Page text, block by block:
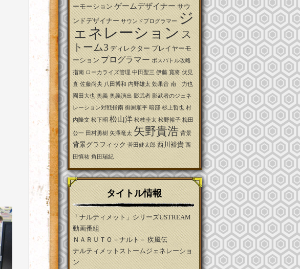
ーモーション ゲームデザイナー サウ
ンドデザイナー サウンドプログラマー ジ
ェネレーションス
トーム3 ディレクター プレイヤーモ
ーション プログラマー ボスバトル攻略
指南 ローカライズ管理 中田聖三 伊藤 寛将 伏見
直 佐藤尚央 八田博和 内野雄太 効果音 南 力也
園田大也 奥義 奥義演出 影武者 影武者のジェネ
レーション対戦指南 御厨順平 暗部 杉上哲也 村
内隆文 松下昭 松山洋 松枝圭太 松野裕子 梅田
公一 田村勇樹 矢澤竜太 矢野貴浩 背景
背景グラフィック 菅田健太郎 西川裕貴 西
田慎祐 角田瑞紀
タイトル情報
「ナルティメット」シリーズUSTREAM
動画番組
ＮＡＲＵＴＯ－ナルト－ 疾風伝
ナルティメットストームジェネレーショ
ン